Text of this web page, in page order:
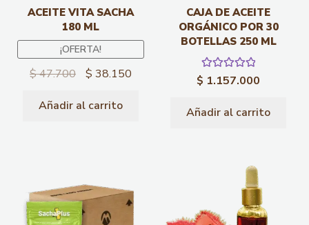
ACEITE VITA SACHA
180 ML
¡OFERTA!
$47.700 $ 38.150
Añadir al carrito
CAJA DE ACEITE
ORGÁNICO POR 30
BOTELLAS 250 ML
Valorado con
$ 1.157.000
Añadir al carrito